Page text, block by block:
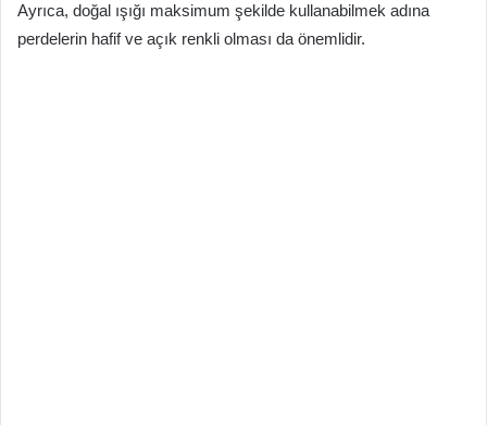
Ayrıca, doğal ışığı maksimum şekilde kullanabilmek adına
perdelerin hafif ve açık renkli olması da önemlidir.